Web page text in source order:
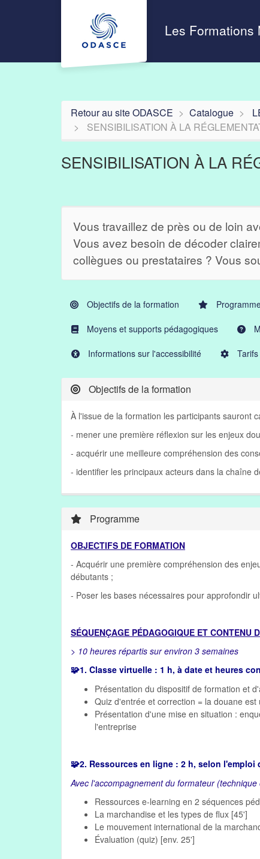
Aller au menu principal
Aller au contenu principal
Personnaliser l'interface
Les Formations
Retour au site ODASCE Catalogue
SENSIBILISATION À LA
SENSIBILISATION À LA
Vous travaillez de près ou de loin
Vous avez besoin de décoder
collègues ou prestataires ? Vous
Objectifs de la formation
Moyens et supports pédagogiques
Informations sur l'accessibilité Tarifs
Objectifs de la formation
À l'issue de la formation les participants sauront
- mener une première réflexion sur les enjeux
- acquérir une meilleure compréhension des
- identifier les principaux acteurs dans la chaîne
Programme
OBJECTIFS DE FORMATION
- Acquérir une première compréhension des
débutants ;
- Poser les bases nécessaires pour approfondir
SÉQUENÇAGE PÉDAGOGIQUE ET CONTENU
> 10 heures répartis sur environ 3 semaines
🧩1. Classe virtuelle : 1 h, à date et heures
Présentation du dispositif de formation et
Quiz d'entrée et correction = la douane
Présentation d'une mise en situation :
l'entreprise
🧩2. Ressources en ligne : 2 h, selon l'emploi
Avec l'accompagnement du formateur
Ressources e-learning en 2 séquences
La marchandise et les types de flux [45']
Le mouvement international de la
Évaluation (quiz) [env. 25']